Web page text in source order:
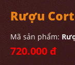
Rượu
Mã sản phẩm:
720.000 đ